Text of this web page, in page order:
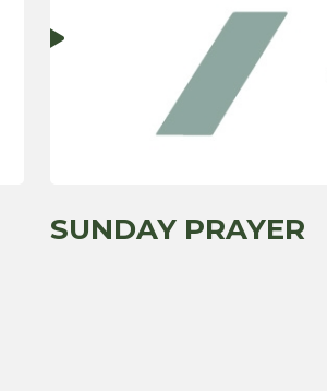
SUNDAY PRAYER